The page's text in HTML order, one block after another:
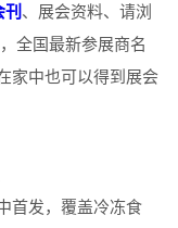
刊 、展会资料、请浏
全国最新参展商名
家中也可以得到展会
首发，覆盖冷冻食